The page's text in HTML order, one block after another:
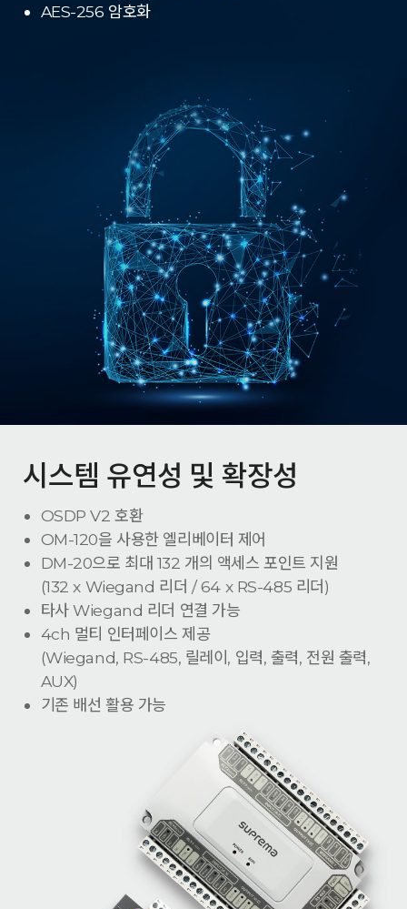
AES-256 암호화
시스템 유연성 및 확장성
OSDP V2 호환
OM-120을 사용한 엘리베이터 제어
DM-20으로 최대 132 개의 액세스 포인트 지원
(132 x Wiegand 리더 / 64 x RS-485 리더)
타사 Wiegand 리더 연결 가능
4ch 멀티 인터페이스 제공
(Wiegand, RS-485, 릴레이, 입력, 출력, 전원 출력,
AUX)
기존 배선 활용 가능